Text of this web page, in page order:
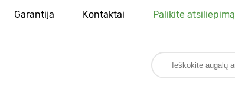
Garantija Kontaktai Palikite atsiliepimą